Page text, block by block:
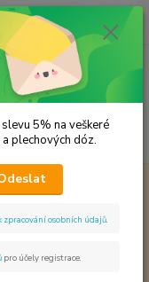
Menu
Hledat
ks
za 0,00 Kč
- sušené drcené granule
5% na veškeré
plechových dóz.
zpracování osobních údajů
pro účely registrace.